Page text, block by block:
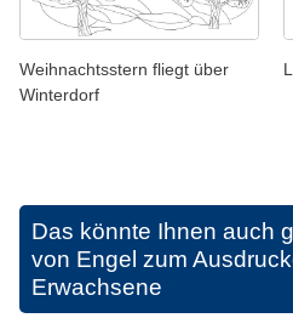
Weihnachtsstern fliegt über
Winterdorf
Das könnte Ihnen auch
von Engel zum
Erwachsene